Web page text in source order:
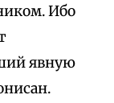
Ибо
явную